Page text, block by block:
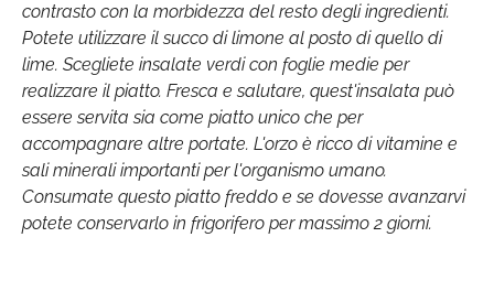
contrasto con la morbidezza del resto degli ingredienti.
Potete utilizzare il succo di limone al posto di quello di
lime. Scegliete insalate verdi con foglie medie per
realizzare il piatto. Fresca e salutare, quest'insalata può
essere servita sia come piatto unico che per
accompagnare altre portate. L'orzo è ricco di vitamine e
sali minerali importanti per l'organismo umano.
Consumate questo piatto freddo e se dovesse avanzarvi
potete conservarlo in frigorifero per massimo 2 giorni.